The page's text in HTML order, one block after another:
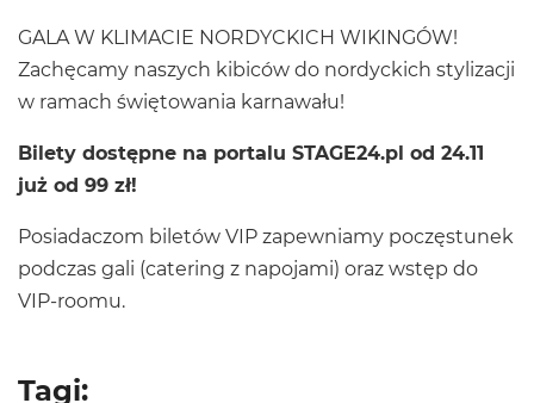
GALA W KLIMACIE NORDYCKICH WIKINGÓW!
Zachęcamy naszych kibiców do nordyckich stylizacji
w ramach świętowania karnawału!
Bilety dostępne na portalu STAGE24.pl od 24.11
już od 99 zł!
Posiadaczom biletów VIP zapewniamy poczęstunek
podczas gali (catering z napojami) oraz wstęp do
VIP-roomu.
Tagi: